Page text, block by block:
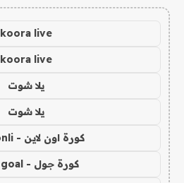
koora live
koora live
يلا شوت
يلا شوت
كورة اون لاين - kora onli
كورة جول - kora goal